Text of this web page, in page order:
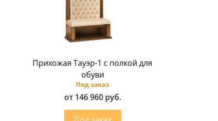
Прихожая Тауэр-1 с полкой для
обуви
Под заказ
от 146 960 руб.